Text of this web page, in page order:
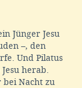
Jünger Jesu
–, den
Und Pilatus
herab.
bei Nacht zu